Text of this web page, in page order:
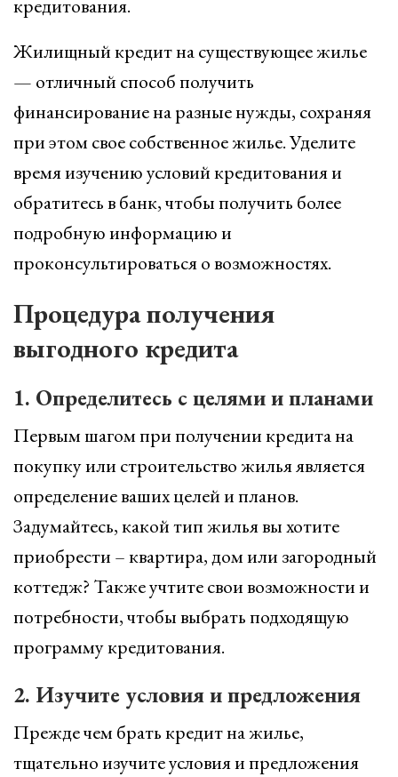
кредитования.
Жилищный кредит на существующее жилье
— отличный способ получить
финансирование на разные нужды, сохраняя
при этом свое собственное жилье. Уделите
время изучению условий кредитования и
обратитесь в банк, чтобы получить более
подробную информацию и
проконсультироваться о возможностях.
Процедура получения
выгодного кредита
1. Определитесь с целями и планами
Первым шагом при получении кредита на
покупку или строительство жилья является
определение ваших целей и планов.
Задумайтесь, какой тип жилья вы хотите
приобрести – квартира, дом или загородный
коттедж? Также учтите свои возможности и
потребности, чтобы выбрать подходящую
программу кредитования.
2. Изучите условия и предложения
Прежде чем брать кредит на жилье,
тщательно изучите условия и предложения